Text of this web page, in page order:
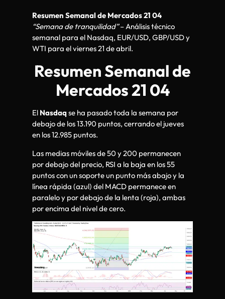
Resumen Semanal de Mercados 21 04
“Semana de tranquilidad”– Análisis técnico
semanal para el Nasdaq, EUR/USD, GBP/USD y
WTI para el viernes 21 de abril.
Resumen Semanal de
Mercados 21 04
El Nasdaqse ha pasado toda la semana por
debajo de los 13.190 puntos, cerrando el jueves
en los 12.985 puntos.
Las medias móviles de 50 y 200 permanecen
por debajo del precio, RSI a la baja en los 55
puntos con un soporte un punto más abajo y la
línea rápida (azul) del MACD permanece en
paralelo y por debajo de la lenta (roja), ambas
por encima del nivel de cero.